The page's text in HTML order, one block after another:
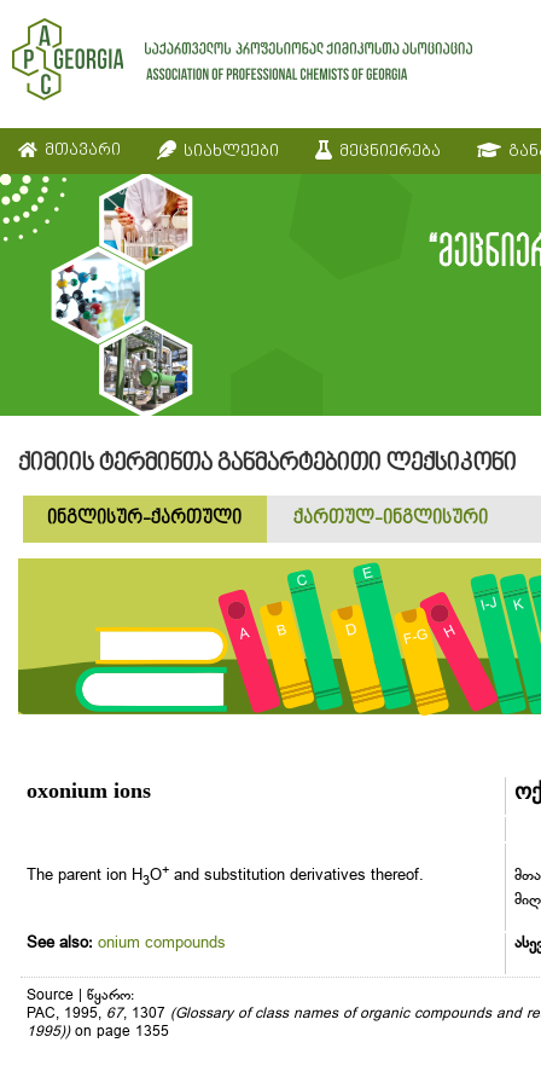
მთავარი სიახლეები მეცნიერება
ქიმიის ტერმინთა განმარტებითი ლექსიკონი
ინგლისურ-ქართული ქართულ-ინგლისური
oxonium ions
The parent ion H3O+ and substitution derivatives thereof.
See also: onium compounds
Source | წყარო:
PAC, 1995, 67, 1307 (Glossary of class names of organic compounds and
1995)) on page 1355